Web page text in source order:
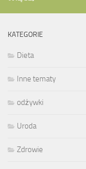
KATEGORIE
Dieta
Inne tematy
odżywki
Uroda
Zdrowie